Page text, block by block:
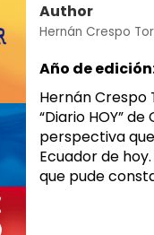
Author
Hernán Crespo
Año de
Hernán Crespo
“Diario HOY”
perspectiva
Ecuador de
que pude